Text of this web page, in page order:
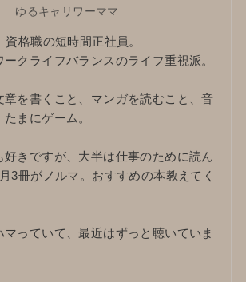
ゆるキャリワーママ
格職の短時間正社員。
クライフバランスのライフ重視派。
章を書くこと、マンガを読むこと、音
まにゲーム。
好きですが、大半は仕事のために読ん
3冊がノルマ。おすすめの本教えてく
っていて、最近はずっと聴いていま